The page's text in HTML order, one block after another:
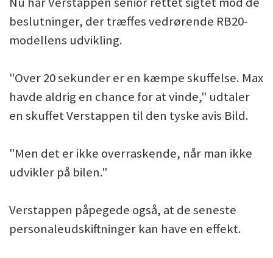
beslutninger, der træffes vedrørende RB20-
modellens udvikling.
"Over 20 sekunder er en kæmpe skuffelse. Max
havde aldrig en chance for at vinde," udtaler
en skuffet Verstappen til den tyske avis Bild.
"Men det er ikke overraskende, når man ikke
udvikler på bilen."
Verstappen påpegede også, at de seneste
personaleudskiftninger kan have en effekt.